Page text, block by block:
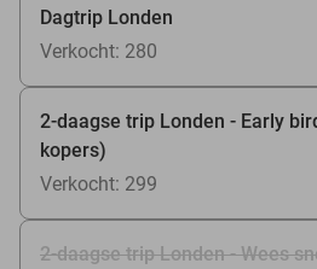
Dagtrip Londen
Verkocht: 280
2-daagse trip Londen - Early
kopers)
Verkocht: 299
2-daagse trip Londen - Wees